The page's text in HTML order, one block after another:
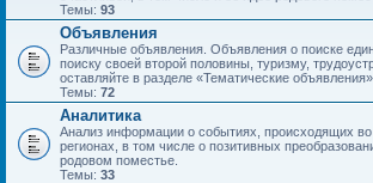
Темы: 93
Объявления
Различные объявления. Объявления о поиске
поиску своей второй половины, туризму,
оставляйте в разделе «Тематические объявления».
Темы: 72
Аналитика
Анализ информации о событиях, происходящих
регионах, в том числе о позитивных
родовом поместье.
Темы: 33